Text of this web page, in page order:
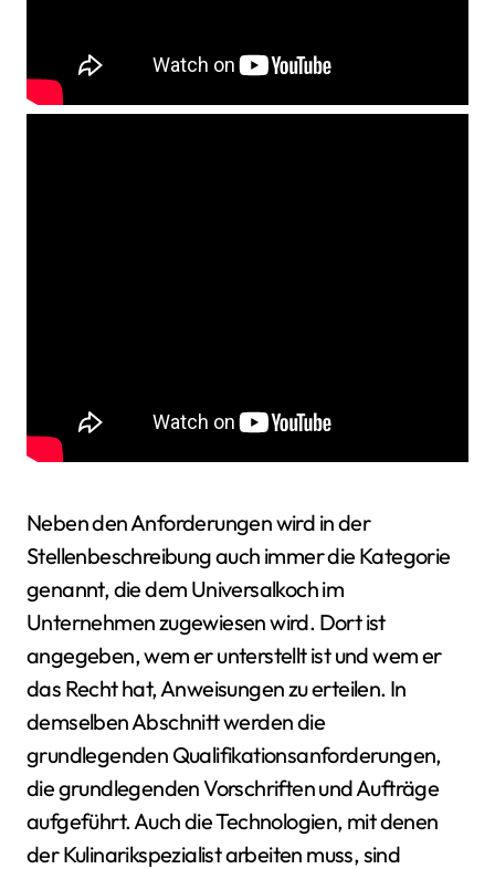
Neben den Anforderungen wird in der
Stellenbeschreibung auch immer die Kategorie
genannt, die dem Universalkoch im
Unternehmen zugewiesen wird. Dort ist
angegeben, wem er unterstellt ist und wem er
das Recht hat, Anweisungen zu erteilen. In
demselben Abschnitt werden die
grundlegenden Qualifikationsanforderungen,
die grundlegenden Vorschriften und Aufträge
aufgeführt. Auch die Technologien, mit denen
der Kulinarikspezialist arbeiten muss, sind